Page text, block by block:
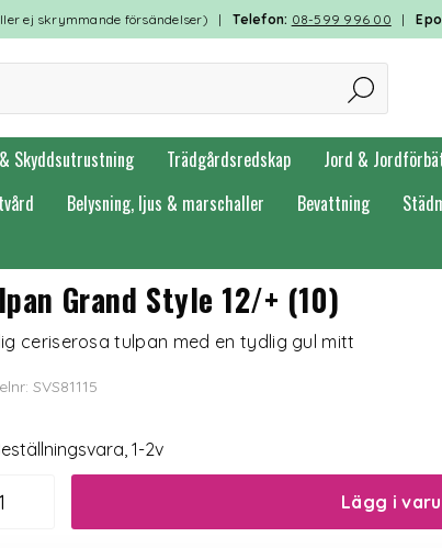
ej skrymmande försändelser) |Telefon: 08-599 996 00 |
Skyddsutrustning Trädgårdsredskap Jord &
Belysning, ljus & marschaller Bevattning
Grand Style 12/+ (10)
ceriserosa tulpan med en tydlig gul mitt
SVS81115
Beställningsvara, 1-2v
Lägg i